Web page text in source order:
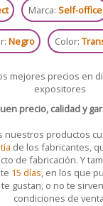
Marca:Self-office
Negro Color:
precio, calidad y
nuestros productos
de los fabricantes,
de fabricación. Y
15 días, en los que
gustan, o no te
condiciones de